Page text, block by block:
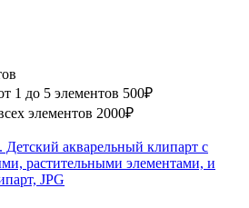
1 до 5 элементов 500₽
элементов 2000₽